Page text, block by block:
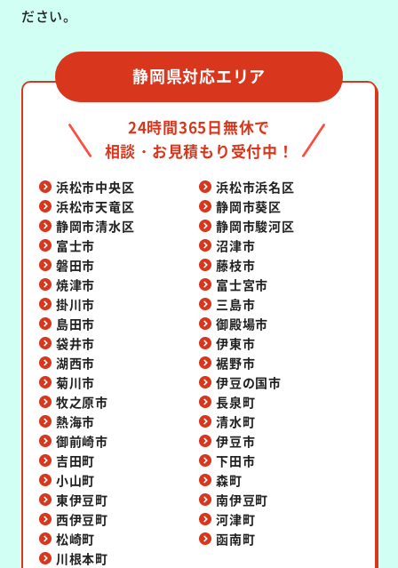
ださい。
静岡県対応エリア
24時間365日無休で
相談・お見積もり受付中！
浜松市中央区
浜松市浜名区
浜松市天竜区
静岡市葵区
静岡市清水区
静岡市駿河区
富士市
沼津市
磐田市
藤枝市
焼津市
富士宮市
掛川市
三島市
島田市
御殿場市
袋井市
伊東市
湖西市
裾野市
菊川市
伊豆の国市
牧之原市
長泉町
熱海市
清水町
御前崎市
伊豆市
吉田町
下田市
小山町
森町
東伊豆町
南伊豆町
西伊豆町
河津町
松崎町
函南町
川根本町